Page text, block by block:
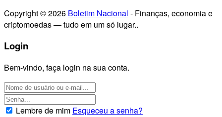
Copyright © 2026 Boletim Nacional - Finanças, economia e
criptomoedas — tudo em um só lugar..
Login
Bem-vindo, faça login na sua conta.
Lembre de mim Esqueceu a senha?